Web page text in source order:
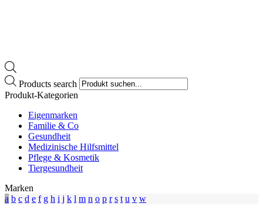
Products search
Produkt-Kategorien
Eigenmarken
Familie & Co
Gesundheit
Medizinische Hilfsmittel
Pflege & Kosmetik
Tiergesundheit
Marken
a b c d e f g h i j k l m n o p r s t u v w